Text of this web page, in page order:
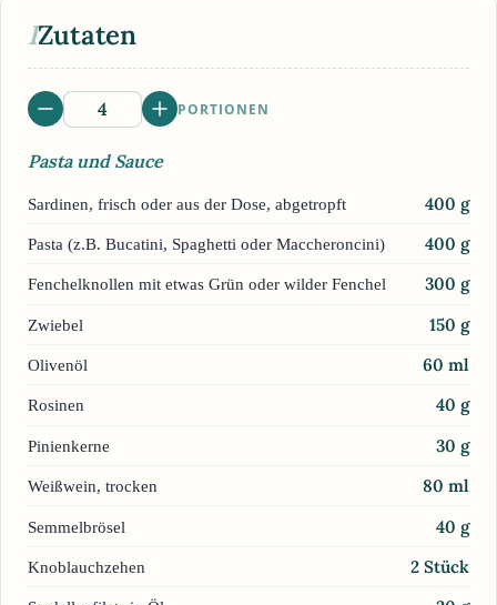
IZutaten
PORTIONEN
Pasta und Sauce
Sardinen, frisch oder aus der Dose, abgetropft 400 g
Pasta (z.B. Bucatini, Spaghetti oder Maccheroncini) 400 g
Fenchelknollen mit etwas Grün oder wilder Fenchel 300 g
Zwiebel 150 g
Olivenöl 60 ml
Rosinen 40 g
Pinienkerne 30 g
Weißwein, trocken 80 ml
Semmelbrösel 40 g
Knoblauchzehen 2 Stück